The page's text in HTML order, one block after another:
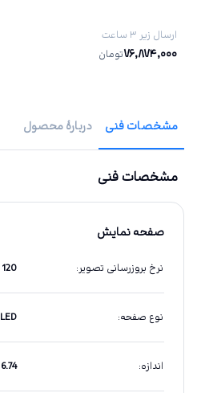
ارسال زیر ۳ ساعت
76,874,000تومان
مشخصات فنی دربارهٔ محصول
مشخصات فنی
صفحه نمایش
نرخ بروزرسانی تصویر: 120 هرتز
نوع صفحه:
اندازه: 6.74 اینچ